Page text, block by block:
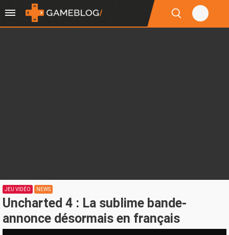
JEU VIDÉO NEWS
Uncharted 4 : La sublime bande-
annonce désormais en français